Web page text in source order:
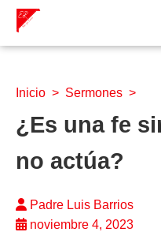
Inicio > Sermones >
¿Es una fe
no actúa?
Padre Luis Barrios
noviembre 4, 2023